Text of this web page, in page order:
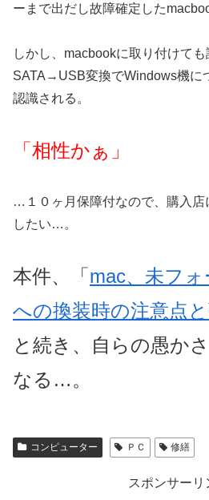
ーまで出だし故障確定した
しかし、macbookに取り付けても
SATA→USB変換でWindows機に
認識される。
「相性かぁ」
…１０ヶ月保障付なので、購入
したい…。
本件、「mac、未フ
への換装時の注意点と
と続き、自らの愚か
なる…。
コンピューター ＰＣ 修繕
スポンサーリ